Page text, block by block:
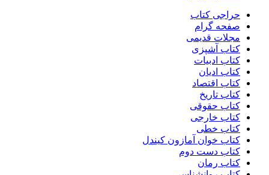
حراجی کتاب
صفحه گرام
مجلات قدیمی
کتاب آشپزی
کتاب ادبیات
کتاب ادیان
کتاب اقتصاد
کتاب تاریخ
کتاب حقوقی
کتاب خارجی
کتاب خطی
کتاب خوان آمازون کیندل
کتاب دست دوم
کتاب رمان